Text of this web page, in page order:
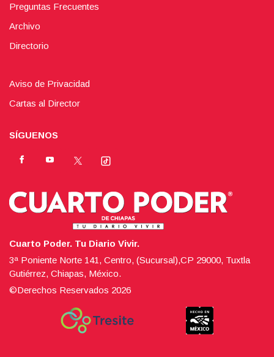
Preguntas Frecuentes
Archivo
Directorio
Aviso de Privacidad
Cartas al Director
SÍGUENOS
Cuarto Poder. Tu Diario Vivir.
3ª Poniente Norte 141, Centro, (Sucursal),CP 29000, Tuxtla
Gutiérrez, Chiapas, México.
©Derechos Reservados 2026